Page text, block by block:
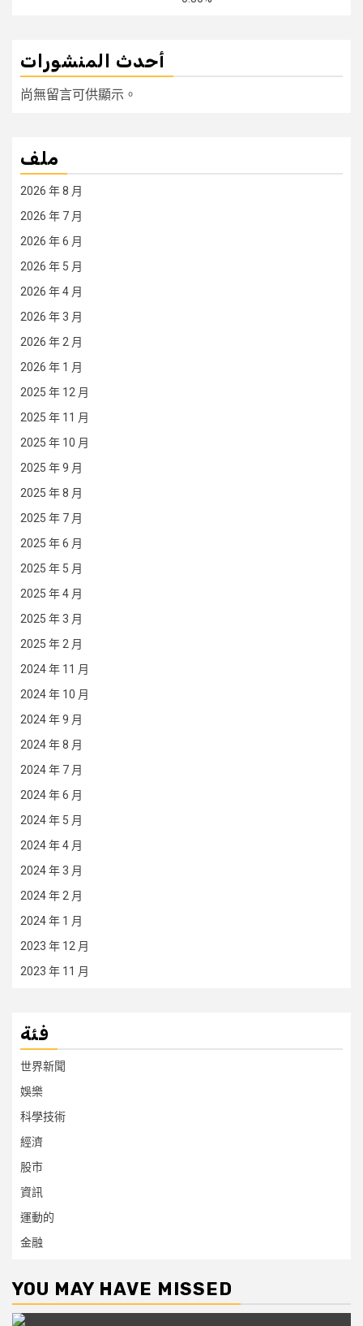
أحدث المنشورات
尚無留言可供顯示。
ملف
2026 年 8 月
2026 年 7 月
2026 年 6 月
2026 年 5 月
2026 年 4 月
2026 年 3 月
2026 年 2 月
2026 年 1 月
2025 年 12 月
2025 年 11 月
2025 年 10 月
2025 年 9 月
2025 年 8 月
2025 年 7 月
2025 年 6 月
2025 年 5 月
2025 年 4 月
2025 年 3 月
2025 年 2 月
2024 年 11 月
2024 年 10 月
2024 年 9 月
2024 年 8 月
2024 年 7 月
2024 年 6 月
2024 年 5 月
2024 年 4 月
2024 年 3 月
2024 年 2 月
2024 年 1 月
2023 年 12 月
2023 年 11 月
فئة
世界新聞
娛樂
科學技術
經濟
股市
資訊
運動的
金融
YOU MAY HAVE MISSED